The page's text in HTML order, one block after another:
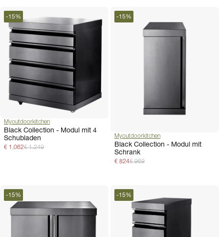
-15%
Myoutdoorkitchen
Black Collection - Modul mit 4
Schubladen
€ 1.249
€ 1.062
-15%
Myoutdoorkitchen
Black Collection - Modul mit
Schrank
€ 969
€ 824
-15% -15%